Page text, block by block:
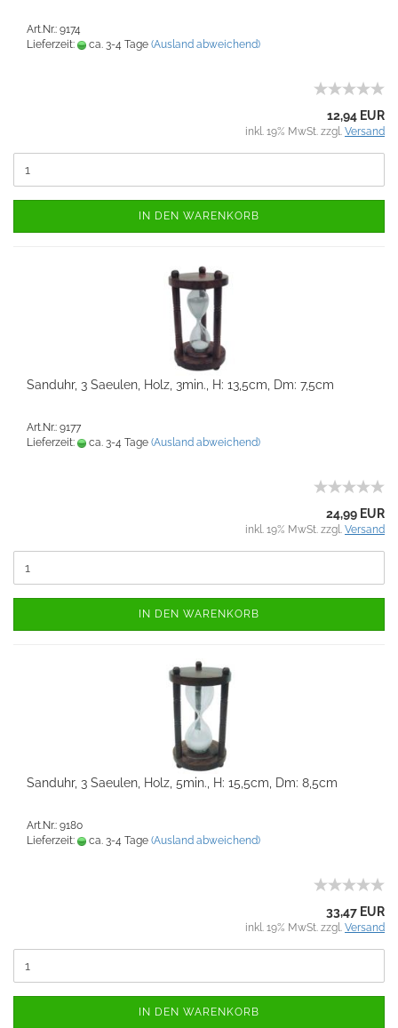
Art.Nr.: 9174
Lieferzeit:
ca. 3-4 Tage (Ausland abweichend)
12,94 EUR
inkl. 19% MwSt. zzgl. Versand
IN DEN WARENKORB
Sanduhr, 3 Saeulen, Holz, 3min., H: 13,5cm, Dm: 7,5cm
Art.Nr.: 9177
Lieferzeit:
ca. 3-4 Tage (Ausland abweichend)
24,99 EUR
inkl. 19% MwSt. zzgl. Versand
IN DEN WARENKORB
Sanduhr, 3 Saeulen, Holz, 5min., H: 15,5cm, Dm: 8,5cm
Art.Nr.: 9180
Lieferzeit:
ca. 3-4 Tage (Ausland abweichend)
33,47 EUR
inkl. 19% MwSt. zzgl. Versand
IN DEN WARENKORB